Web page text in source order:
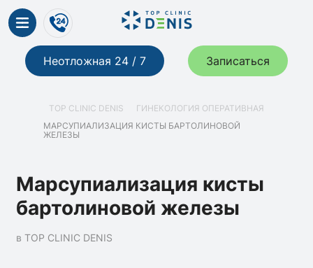
Неотложная 24 / 7 Записаться
TOP CLINIC DENIS
ГИНЕКОЛОГИЯ ОПЕРАТИВНАЯ
МАРСУПИАЛИЗАЦИЯ КИСТЫ БАРТОЛИНОВОЙ
ЖЕЛЕЗЫ
Марсупиализация кисты
бартолиновой железы
в TOP CLINIC DENIS